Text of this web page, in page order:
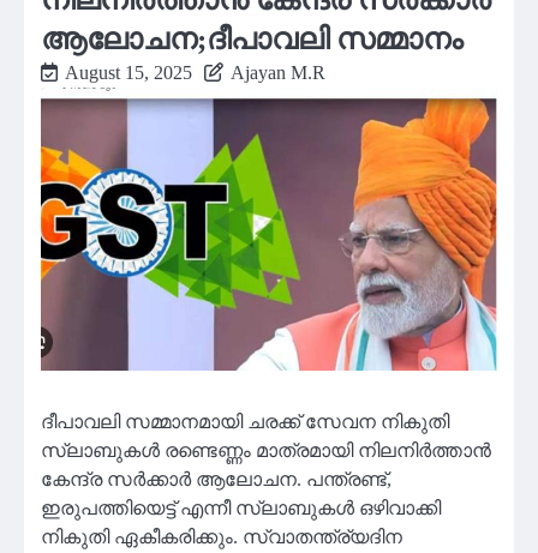
ആലോചന;ദീപാവലി സമ്മാനം
August 15, 2025 Ajayan M.R
ദീപാവലി സമ്മാനമായി ചരക്ക് സേവന നികുതി
സ്ലാബുകള്‍ രണ്ടെണ്ണം മാത്രമായി നിലനിര്‍ത്താന്‍
കേന്ദ്ര സര്‍ക്കാര്‍ ആലോചന. പന്ത്രണ്ട്,
ഇരുപത്തിയെട്ട് എന്നീ സ്ലാബുകള്‍ ഒഴിവാക്കി
നികുതി ഏകീകരിക്കും. സ്വാതന്ത്ര്യദിന